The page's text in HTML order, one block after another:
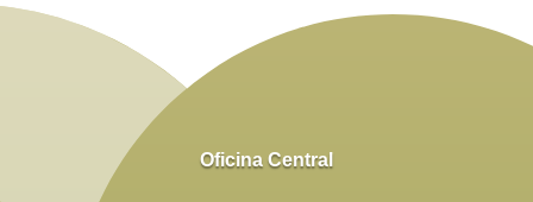
Oficina Central